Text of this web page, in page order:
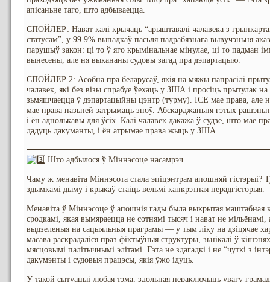
апісаньне таго, што адбываецца.
СПОЙЛЕР: Нават калі крычаць “арыштавалі чалавека з
статусам”, у 99.9% выпадкаў пасьля падрабязнага вывучэньня
парушыў закон: ці то ў яго крымінальнае мінулае, ці то падман
вынесены, але ня выкананы судовы загад пра дэпартацыю.
СПОЙЛЕР 2: Асобна пра беларусаў, якія на мяжы папрасілі
чалавек, які без візы спрабуе ўехаць у ЗША і просіць прытулак
зьмяшчаецца ў дэпартацыйны цэнтр (турму). ICE мае права, але
мае права пазьней затрымаць зноў. Абскарджаньня гэтых
і ён аднолькавы для ўсіх. Калі чалавек дакажа ў судзе, што мае
дадуць дакуманты, і ён атрымае права жыць у ЗША.
Што адбылося ў Міннэсоце насамрэч
Чаму ж менавіта Міннэсота стала эпіцэнтрам апошняй гістэрыі?
здымкамі дыму і крыкаў стаіць вельмі канкрэтная перадгісторыя.
Менавіта ў Міннэсоце ў апошнія гады была выкрытая
сродкамі, якая вымяраецца не сотнямі тысяч і нават не
выдзеленыя на сацыяльныя праграмы — у тым ліку на дзіцячае
масава раскрадаліся праз фіктыўныя структуры, зьнікалі ў
мясцовымі палітычнымі элітамі. Гэта не здагадкі і не “чуткі з
дакумэнты і судовыя працэсы, якія ўжо ідуць.
У такой сытуацыі любая тэма, здольная пераключыць увагу